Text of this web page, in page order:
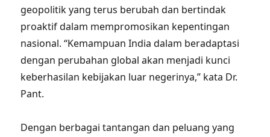
geopolitik yang terus berubah dan bertindak
proaktif dalam mempromosikan kepentingan
nasional. “Kemampuan India dalam beradaptasi
dengan perubahan global akan menjadi kunci
keberhasilan kebijakan luar negerinya,” kata Dr.
Pant.
Dengan berbagai tantangan dan peluang yang